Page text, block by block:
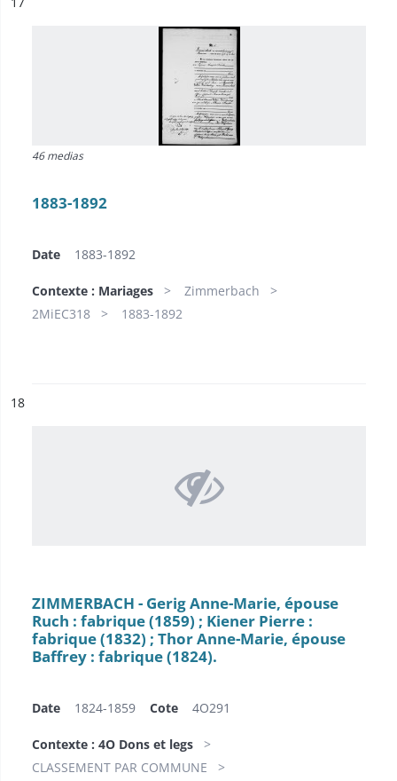
46 medias
1883-1892
Date 1883-1892
Contexte : Mariages
Zimmerbach
2MiEC318
1883-1892
n°
18
ZIMMERBACH - Gerig Anne-Marie, épouse
Ruch : fabrique (1859) ; Kiener Pierre :
fabrique (1832) ; Thor Anne-Marie, épouse
Baffrey : fabrique (1824).
Date 1824-1859 Cote 4O291
Contexte : 4O Dons et legs
CLASSEMENT PAR COMMUNE